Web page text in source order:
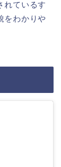
れているす
をわかりや